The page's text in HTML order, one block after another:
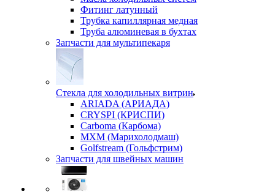
Фитинг латунный
Трубка капиллярная медная
Труба алюминевая в бухтах
Запчасти для мультипекаря
Стекла для холодильных витрин
ARIADA (АРИАДА)
CRYSPI (КРИСПИ)
Carboma (Карбома)
MXM (Марихолодмаш)
Golfstream (Гольфстрим)
Запчасти для швейных машин